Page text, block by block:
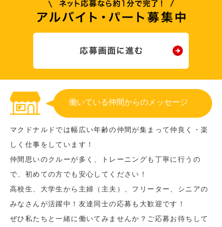
働いている仲間からのメッセージ
マクドナルドでは幅広い年齢の仲間が集まって仲良く・楽
しく仕事をしています！
仲間思いのクルーが多く、トレーニングも丁寧に行うの
で、初めての方でも安心してください！
高校生、大学生から主婦（主夫）、フリーター、シニアの
みなさんが活躍中！友達同士の応募も大歓迎です！
ぜひ私たちと一緒に働いてみませんか？ご応募お待ちして